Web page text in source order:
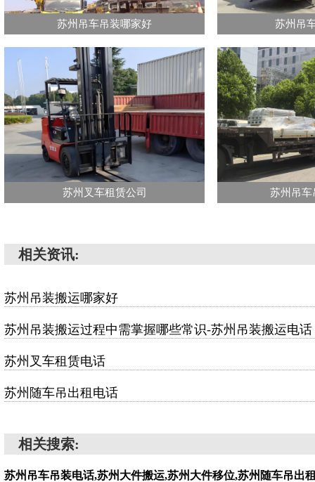
苏州吊车吊装哪家好 苏州吊
苏州叉车租赁公司 苏州吊车
相关资讯:
苏州吊装搬运哪家好
苏州吊装搬运过程中需掌握哪些常识-苏州吊装搬运电话
苏州叉车租赁电话
苏州随车吊出租电话
相关搜索:
苏州吊车吊装电话,苏州大件搬运,苏州大件移位,苏州随车吊出